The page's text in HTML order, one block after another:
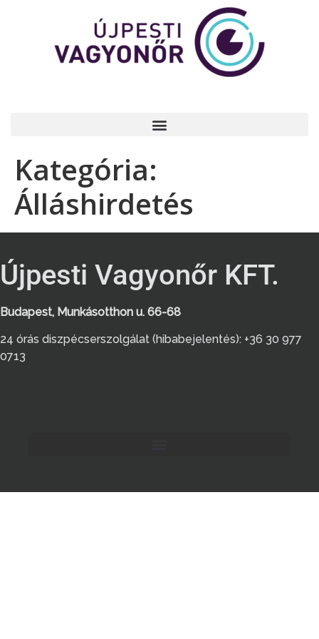
Kategória:
Álláshirdetés
Újpesti Vagyonőr KFT.
Budapest, Munkásotthon u. 66-68
24 órás diszpécserszolgálat (hibabejelentés): +36 30 977
0713